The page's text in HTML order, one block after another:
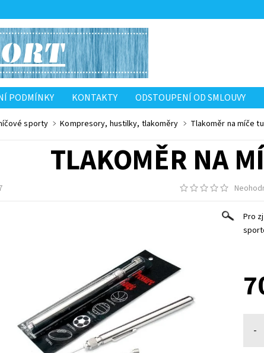
PODMÍNKY KONTAKTY ODSTOUPENÍ OD SMLOUVY
sporty Kompresory, hustilky, tlakoměry Tlakoměr na míče
TLAKOMĚR NA
Pro
-